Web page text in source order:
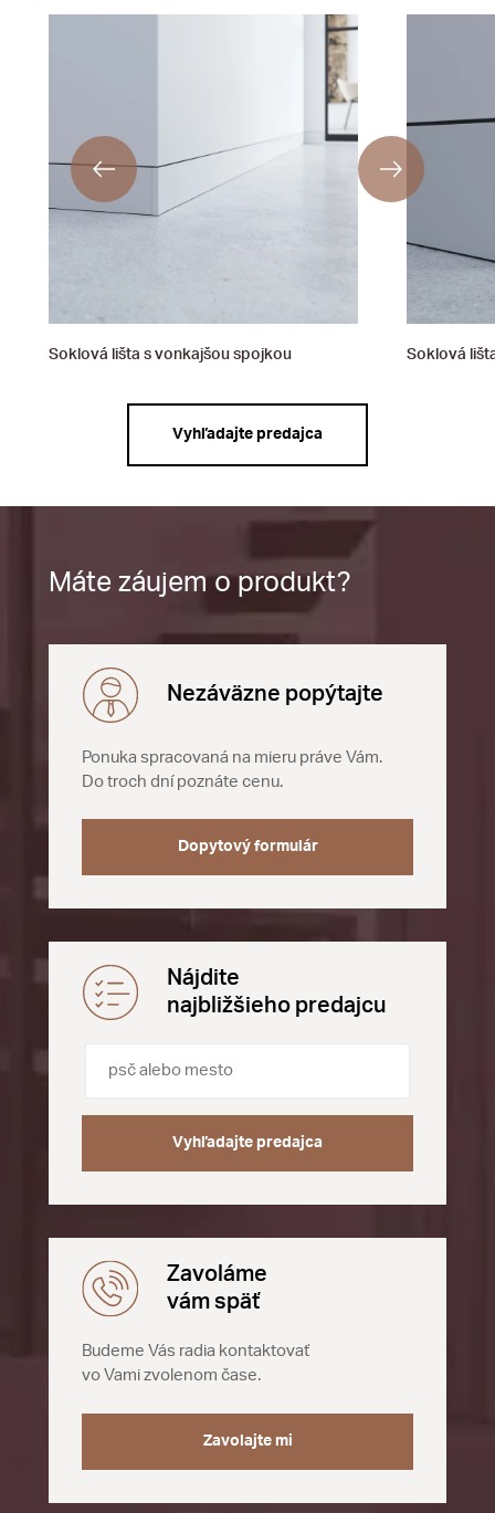
Soklová lišta s vonkajšou spojkou Soklová
Vyhľadajte predajca
Máte záujem o produkt?
Nezáväzne popýtajte
Ponuka spracovaná na mieru práve Vám.
Do troch dní poznáte cenu.
Dopytový formulár
Nájdite
najbližšieho predajcu
Vyhľadajte predajca
Zavoláme
vám späť
Budeme Vás radia kontaktovať
vo Vami zvolenom čase.
Zavolajte mi